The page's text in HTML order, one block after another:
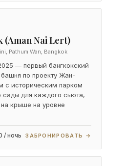
(Aman Nai Lert)
Pathum Wan, Bangkok
— первый бангкокский
по проекту Жан-
с историческим парком
сады для каждого сьюта,
крыше на уровне
/ ночь ЗАБРОНИРОВАТЬ →